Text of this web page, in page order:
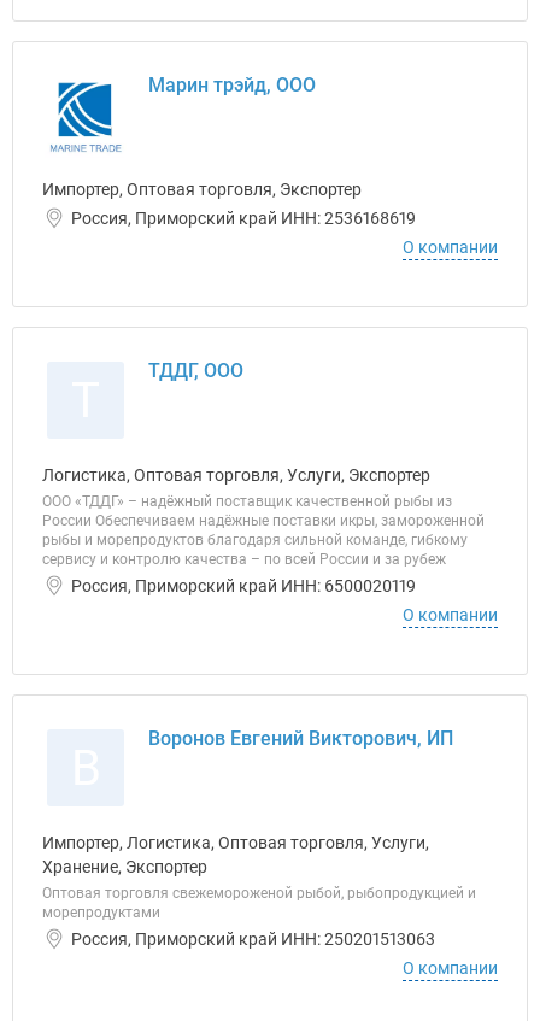
Марин трэйд, ООО
Импортер, Оптовая торговля, Экспортер
Россия, Приморский край ИНН: 2536168619
О компании
ТДДГ, ООО
Логистика, Оптовая торговля, Услуги, Экспортер
ООО «ТДДГ» – надёжный поставщик качественной рыбы из
России Обеспечиваем надёжные поставки икры, замороженной
рыбы и морепродуктов благодаря сильной команде, гибкому
сервису и контролю качества – по всей России и за рубеж
Россия, Приморский край ИНН: 6500020119
О компании
Воронов Евгений Викторович, ИП
Импортер, Логистика, Оптовая торговля, Услуги,
Хранение, Экспортер
Оптовая торговля свежемороженой рыбой, рыбопродукцией и
морепродуктами
Россия, Приморский край ИНН: 250201513063
О компании